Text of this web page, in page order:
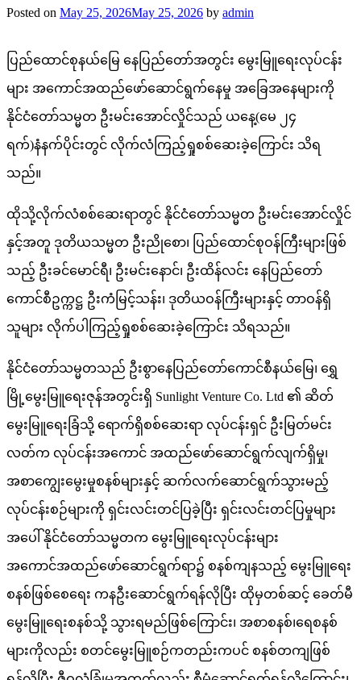
Posted on May 25, 2026May 25, 2026 by admin
ပြည်ထောင်စုနယ်မြေ နေပြည်တော်အတွင်း မွေးမြူရေးလုပ်ငန်း
များ အကောင်အထည်ဖော်ဆောင်ရွက်နေမှု အခြေအနေများကို
နိုင်ငံတော်သမ္မတ ဦးမင်းအောင်လှိုင်သည် ယ​နေ့(​မေ ၂၄
ရက်)နံနက်ပိုင်းတွင် လိုက်လံကြည့်ရှုစစ်ဆေးခဲ့​ကြောင်း သိရ
သည်။
ထိုသို့လိုက်လံစစ်​ဆေးရာတွင် နိုင်ငံတော်သမ္မတ ဦးမင်းအောင်လှိုင်
နှင့်အတူ ဒုတိယသမ္မတ ဦးညိုစော၊ ပြည်ထောင်စုဝန်ကြီးများဖြစ်
သည့် ဦးခင်မောင်ရီ၊ ဦးမင်းနောင်၊ ဦးထိန်လင်း နေပြည်တော်
ကောင်စီဥက္ကဋ္ဌ ဦးကံမြင့်သန်း၊ ဒုတိယဝန်ကြီးများနှင့် တာဝန်ရှိ
သူများ လိုက်ပါကြည့်ရှုစစ်​ဆေးခဲ့​ကြောင်း သိရသည်။
နိုင်ငံတော်သမ္မတသည် ဦးစွာနေပြည်တော်ကောင်စီနယ်မြေ၊ ရွှေ
မြို့မွေးမြူရေးဇုန်အတွင်းရှိ Sunlight Venture Co. Ltd ၏ ဆိတ်
မွေးမြူရေးခြံသို့ ရောက်ရှိစစ်ဆေးရာ လုပ်ငန်းရှင် ဦးမြတ်မင်း
လတ်က လုပ်ငန်းအကောင် အထည်ဖော်ဆောင်ရွက်လျက်ရှိမှု၊
အစာကျွေးမွေးမှုစနစ်များနှင့် ဆက်လက်ဆောင်ရွက်သွားမည့်
လုပ်ငန်းစဉ်များကို ရှင်းလင်းတင်ပြခဲ့ပြီး ရှင်းလင်းတင်ပြမှုများ
အပေါ် နိုင်ငံတော်သမ္မတက မွေးမြူရေးလုပ်ငန်းများ
အကောင်အထည်ဖော်ဆောင်ရွက်ရာ၌ စနစ်ကျနသည့် မွေးမြူရေး
စနစ်ဖြစ်စေရေး ကနဦးဆောင်ရွက်ရန်လိုပြီး ထိုမှတစ်ဆင့် ခေတ်မီ
မွေးမြူရေးစနစ်သို့ သွားရမည်ဖြစ်ကြောင်း၊ အစာစနစ်၊ရေစနစ်
များကိုလည်း စတင်မွေးမြူစဉ်ကတည်းကပင် စနစ်တကျဖြစ်